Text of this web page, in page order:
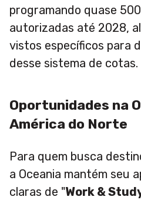
programando quase
autorizadas até 2028,
vistos específicos para
desse sistema de cotas.
Oportunidades na
América do Norte
Para quem busca
a Oceania mantém seu
claras de "Work &